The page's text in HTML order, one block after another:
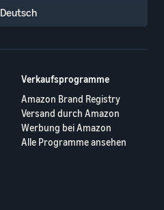
Deutsch
Verkaufsprogramme
Amazon Brand Registry
Versand durch Amazon
Werbung bei Amazon
Alle Programme ansehen